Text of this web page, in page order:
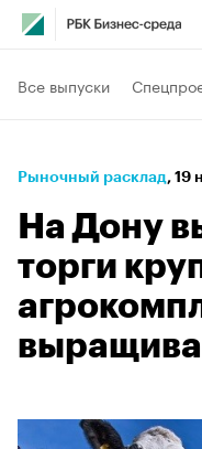
Все выпуски
Рыночный расклад⁠, 19
На Дону
торги